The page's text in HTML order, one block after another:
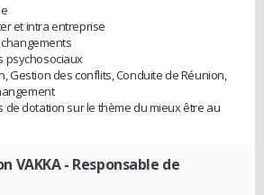
et intra entreprise
psychosociaux
Gestion des conflits, Conduite de Réunion,
de dotation sur le thème du mieux être au
VAKKA- Responsable de